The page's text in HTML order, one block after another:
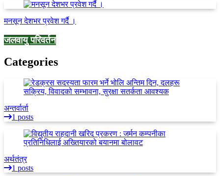
मनसून देशभर प्रवेश गर्दै ।
जलवायु परिवर्तन
Categories
अन्तर्वार्ता
1 posts
अर्थतंत्र
1 posts